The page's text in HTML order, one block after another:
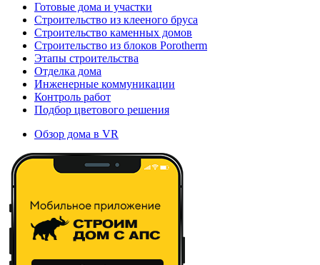
Готовые дома и участки
Строительство из клееного бруса
Строительство каменных домов
Строительство из блоков Porotherm
Этапы строительства
Отделка дома
Инженерные коммуникации
Контроль работ
Подбор цветового решения
Обзор дома в VR